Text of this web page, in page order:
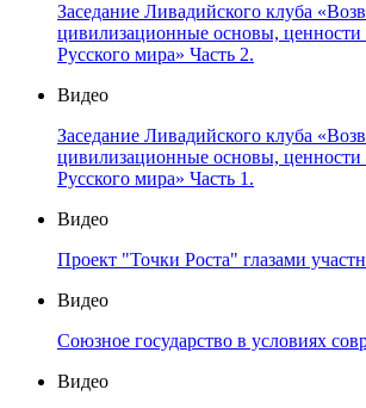
Заседание Ливадийского клуба
цивилизационные основы,
Русского мира» Часть 2.
Видео
Заседание Ливадийского клуба
цивилизационные основы,
Русского мира» Часть 1.
Видео
Проект "Точки Роста" глазами
Видео
Союзное государство в условиях
Видео